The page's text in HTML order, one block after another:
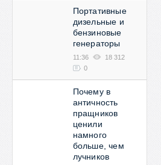
Портативные
дизельные и
бензиновые
генераторы
11:36
18 312
0
Почему в
античность
пращников
ценили
намного
больше, чем
лучников